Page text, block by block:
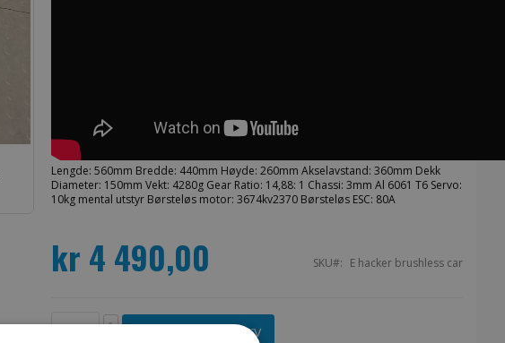
E-HACKER 4x4 BØRSTELØS MONSTER-TRUCK 1:8 2,4 GHZ
80KM/H
Lengde: 560mm Bredde: 440mm Høyde: 260mm Akselavstand: 360mm Dekk
Diameter: 150mm Vekt: 4280g Gear Ratio: 14,88: 1 Chassi: 3mm Al 6061 T6 Servo:
10kg mental utstyr Børsteløs motor: 3674kv2370 Børsteløs ESC: 80A
kr 4 490,00 SKU E hacker brushless car
Legg i handlekurv